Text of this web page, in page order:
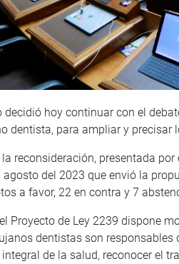
decidió hoy continuar con el
dentista, para ampliar y precisar
reconsideración, presentada
del 2023 que envió la
a favor, 22 en contra y 7
Proyecto de Ley 2239 dispone
dentistas son
de la salud, reconocer el